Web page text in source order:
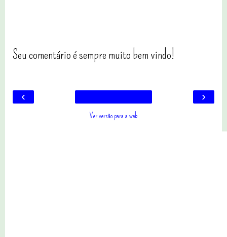
Seu comentário é sempre muito bem vindo!
‹ ›
Ver versão para a web